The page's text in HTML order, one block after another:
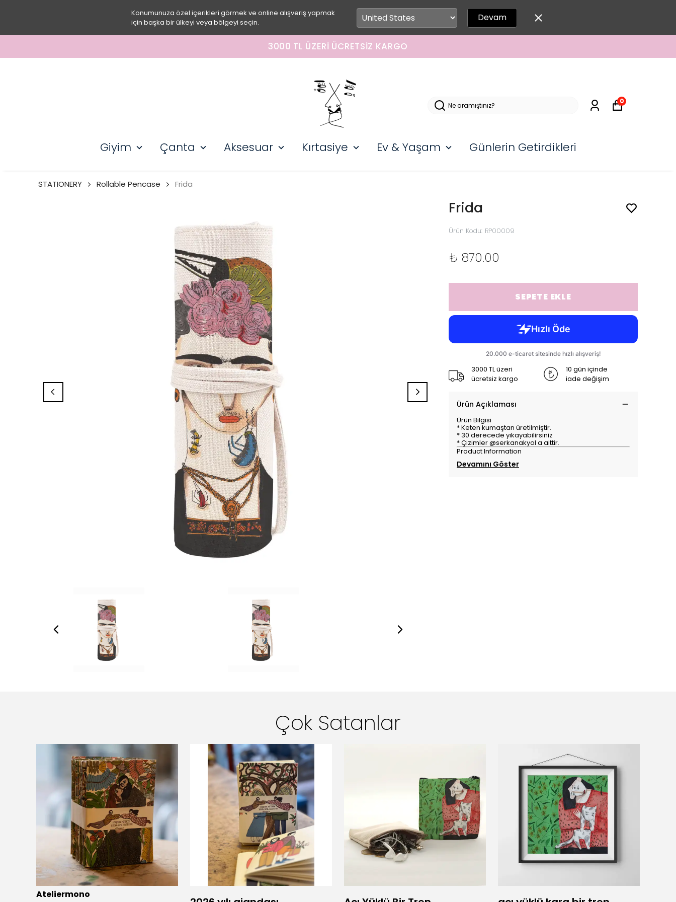
Konumunuza özel içerikleri görmek ve online alışveriş yapmak
için başka bir ülkeyi veya bölgeyi seçin.
Devam
3000 TL ÜZERI ÜCRETSIZ KARGO
Giyim Çanta Aksesuar Kırtasiye Ev & Yaşam Günlerin Getirdikleri
0
STATIONERY Rollable Pencase Frida
Frida
Ürün Kodu: RP00009
₺ 870.00
SEPETE EKLE
3000 TL üzeri
ücretsiz kargo
10 gün içinde
iade değişim
Ürün Açıklaması
Ürün Bilgisi
* Keten kumaştan üretilmiştir.
* 30 derecede yıkayabilirsiniz
* Çizimler @serkanakyol a aittir.
Product Information
Devamını Göster
Çok Satanlar
Ateliermono